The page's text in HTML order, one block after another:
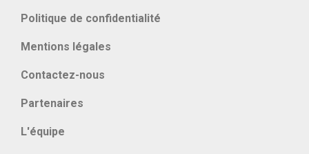
Politique de confidentialité
Mentions légales
Contactez-nous
Partenaires
L'équipe